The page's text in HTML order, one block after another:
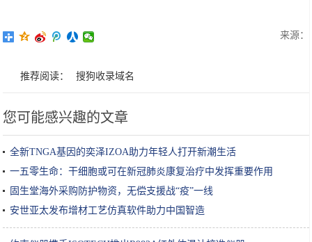
来源：
推荐阅读： 搜狗收录域名
您可能感兴趣的文章
全新TNGA基因的奕泽IZOA助力年轻人打开新潮生活
一五零生命：干细胞或可在新冠肺炎康复治疗中发挥重要作用
固生堂海外采购防护物资，无偿支援战“疫”一线
安世亚太发布增材工艺仿真软件助力中国智造